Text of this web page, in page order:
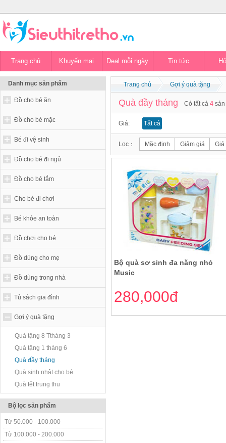
Trang chủ Khuyến mại Deal mỗi ngày Tin tức
Danh mục sản phẩm
Đồ cho bé ăn
Đồ cho bé mặc
Bé đi vệ sinh
Đồ cho bé đi ngủ
Đồ cho bé tắm
Cho bé đi chơi
Bé khỏe an toàn
Đồ chơi cho bé
Đồ dùng cho mẹ
Đồ dùng trong nhà
Tủ sách gia đình
Gợi ý quà tặng
Quà tặng 8 Ttháng 3
Quà tặng 1 tháng 6
Quà đầy tháng
Quà sinh nhật cho bé
Quà tết trung thu
Bộ lọc sản phẩm
Từ 50.000 - 100.000
Từ 100.000 - 200.000
Trang chủ Gợi ý quà tặng
Quà đầy tháng Có tất cả 4
Giá: Tất cả
Lọc： Mặc định Giảm giá Giá
Bộ quà sơ sinh đa năng nhỏ
Music
280,000đ